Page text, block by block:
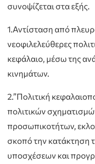
συνοψίζεται στα εξής.
1.Αντίσταση από
νεοφιλελεύθερες
κεφάλαιο, μέσω της
κινημάτων.
2.”Πολιτική
πολιτικών
προσωπικοτήτων,
σκοπό την κατάκτηση
υποσχέσεων και